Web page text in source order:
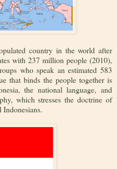
country in the world after
with 237 million people (2010),
who speak an estimated 583
that binds the people together is
the national language, and
which stresses the doctrine of